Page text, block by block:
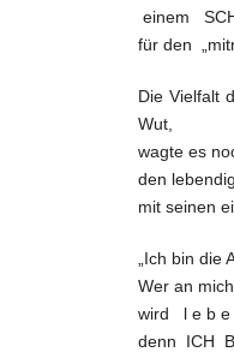
einem
für den
Die Vielfalt
Wut,
wagte es
den
mit seinen
„Ich bin die
Wer an
wird l e b
denn ICH